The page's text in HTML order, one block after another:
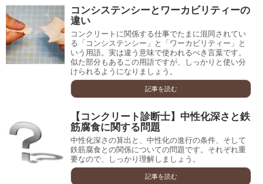
コンシステンシーとワーカビリティーの
違い
コンクリートに関係する仕事でたまに混同されてい
る「コンシステンシー」と「ワーカビリティー」と
いう用語。実は違う意味で使われるべき言葉です。
似た部分もあるこの用語ですが、しっかりと使い分
けられるようになりましょう。
記事を読む
【コンクリート診断士】中性化深さと鉄
筋腐食に関する問題
中性化深さの算出と、中性化の進行の条件、そして
鉄筋腐食との関係についての問題です。それぞれ重
要なので、しっかり理解しましょう。
記事を読む